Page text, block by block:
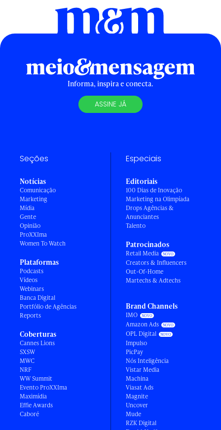
Informa, inspira e conecta.
ASSINE JÁ
Seções
Notícias
Comunicação
Marketing
Mídia
Gente
Opinião
ProXXIma
Women To Watch
Plataformas
Podcasts
Vídeos
Webinars
Banca Digital
Portfólio de Agências
Reports
Coberturas
Cannes Lions
SXSW
MWC
NRF
WW Summit
Evento ProXXIma
Maximídia
Effie Awards
Caboré
Especiais
Editoriais
100 Dias de Inovação
Marketing na Olimpíada
Drops Agências &
Anunciantes
Talento
Patrocinados
Retail Media
Creators & Influencers
Out-Of-Home
Martechs & Adtechs
Brand Channels
IMO
Amazon Ads
OPL Digital
Impulso
PicPay
Nós Inteligência
Vistar Media
Machina
Viasat Ads
Magnite
Uncover
Mude
RZK Digital